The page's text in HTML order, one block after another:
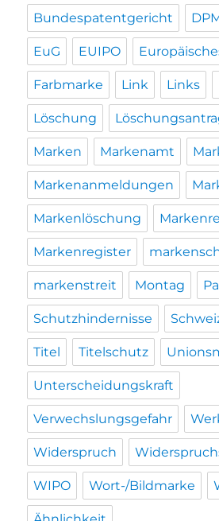
Bundespatentgericht
EuG EUIPO
Farbmarke Link Links
Löschung
Marken Markenamt
Markenanmeldungen
Markenlöschung
Markenregister
markenstreit Montag
Schutzhindernisse
Titel Titelschutz
Unterscheidungskraft
Verwechslungsgefahr
Widerspruch
WIPO Wort-/Bildmarke